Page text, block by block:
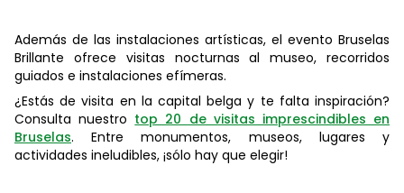
Además de las instalaciones artísticas, el evento Bruselas
Brillante ofrece visitas nocturnas al museo, recorridos
guiados e instalaciones efímeras.
¿Estás de visita en la capital belga y te falta inspiración?
Consulta nuestro top 20 de visitas imprescindibles en
Bruselas. Entre monumentos, museos, lugares y
actividades ineludibles, ¡sólo hay que elegir!